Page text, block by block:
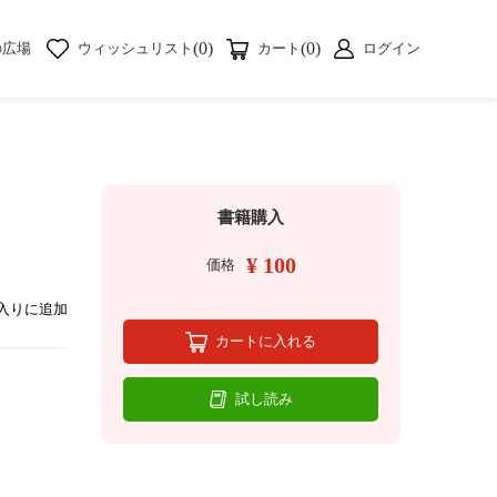
場 ウィッシュリスト (0) カート (0) ログイン
りに追加
書籍購入
価格 ¥ 100
カートに入れる
試し読み